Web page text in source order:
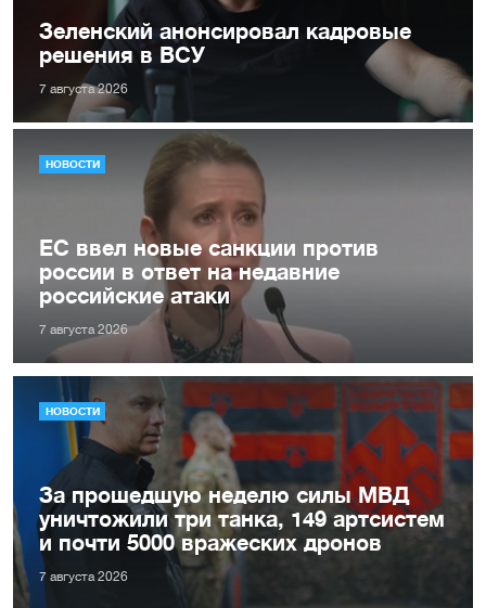
Зеленский анонсировал кадровые
решения в ВСУ
7 августа 2026
НОВОСТИ
ЕС ввел новые санкции против
россии в ответ на недавние
российские атаки
7 августа 2026
НОВОСТИ
За прошедшую неделю силы МВД
уничтожили три танка, 149 артсистем
и почти 5000 вражеских дронов
7 августа 2026